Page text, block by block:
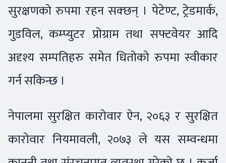
सुरक्षणको रुपमा रहन सक्छन् । पेटेण्ट, ट्रेडमार्क,
गुडविल, कम्प्युटर प्रोग्राम तथा सफ्टवेयर आदि
अदृश्य सम्पतिहरु समेत धितोको रुपमा स्वीकार
गर्न सकिन्छ ।
नेपालमा सुरक्षित कारोवार ऐन, २०६३ र सुरक्षित
कारोवार नियमावली, २०७३ ले यस सम्वन्धमा